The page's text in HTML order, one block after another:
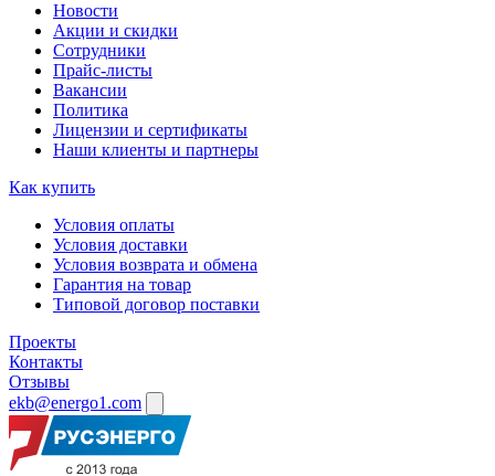
Новости
Акции и скидки
Сотрудники
Прайс-листы
Вакансии
Политика
Лицензии и сертификаты
Наши клиенты и партнеры
Как купить
Условия оплаты
Условия доставки
Условия возврата и обмена
Гарантия на товар
Типовой договор поставки
Проекты
Контакты
Отзывы
ekb@energo1.com